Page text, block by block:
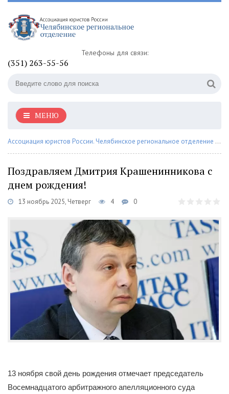
Телефоны для связи:
(351) 263-55-56
МЕНЮ
Ассоциация юристов России. Челябинское региональное отделение
Поздравляем Дмитрия Крашенинникова с
днем рождения!
13 ноябрь 2025, Четверг 4 0
13 ноября свой день рождения отмечает председатель
Восемнадцатого арбитражного апелляционного суда